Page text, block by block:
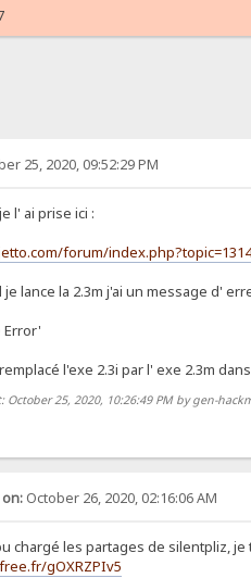
25, 2020, 09:52:29 PM
l' ai prise ici :
forum/
lance la 2.3m j'ai un message d'
Error'
l'exe 2.3i par l' exe 2.3m
October 25, 2020, 10:26:49 PM by gen-
October 26, 2020, 02:16:06 AM
chargé les partages de silentpliz,
gOXRZPIv5